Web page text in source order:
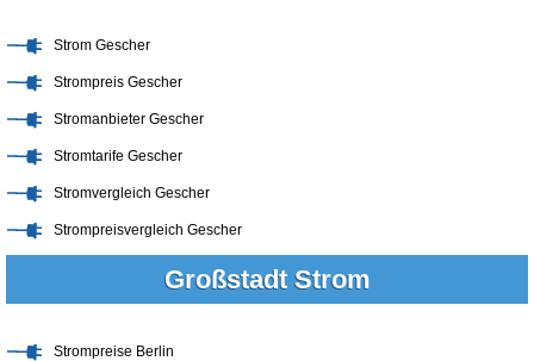
Strom Gescher
Strompreis Gescher
Stromanbieter Gescher
Stromtarife Gescher
Stromvergleich Gescher
Strompreisvergleich Gescher
Großstadt Strom
Strompreise Berlin